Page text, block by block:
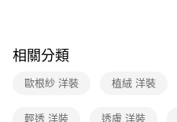
【「AFTEE先享後付」結帳流程】
１．於結帳方式選擇「AFTEE先享後
結帳頁面，進行簡訊認證並確認金額
每筆NT$90，滿NT$3,600(含以上
付款後7-11取貨
相關分類
歐根紗 洋裝 植絨 洋裝
輕透 洋裝 透膚 洋裝